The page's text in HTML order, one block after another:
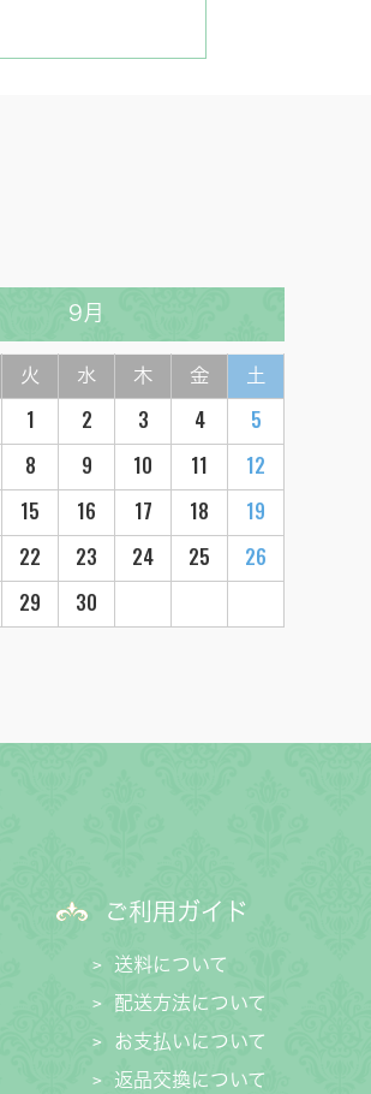
9月
火 水 木 金 土
1 2 3 4
5
8 9 10 11
12
15 16 17 18
19
22 23 24 25
26
29 30
ご利用ガイド
送料について
配送方法について
お支払いについて
返品交換について